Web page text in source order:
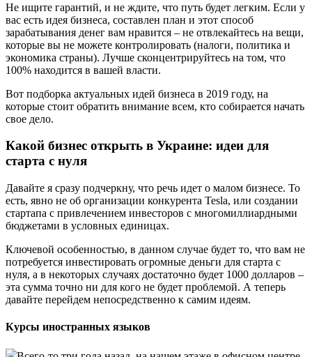
Не ищите гарантий, и не ждите, что путь будет легким. Если у
вас есть идея бизнеса, составлен план и этот способ
зарабатывания денег вам нравится – не отвлекайтесь на вещи,
которые вы не можете контролировать (налоги, политика и
экономика страны). Лучше сконцентрируйтесь на том, что
100% находится в вашей власти.
Вот подборка актуальных идей бизнеса в 2019 году, на
которые стоит обратить внимание всем, кто собирается начать
свое дело.
Какой бизнес открыть в Украине: идеи для
старта с нуля
Давайте я сразу подчеркну, что речь идет о малом бизнесе. То
есть, явно не об организации конкурента Tesla, или создании
стартапа с привлечением инвесторов с многомиллиардными
бюджетами в условных единицах.
Ключевой особенностью, в данном случае будет то, что вам не
потребуется инвестировать огромные деньги для старта с
нуля, а в некоторых случаях достаточно будет 1000 долларов –
эта сумма точно ни для кого не будет проблемой. А теперь
давайте перейдем непосредственно к самим идеям.
Курсы иностранных языков